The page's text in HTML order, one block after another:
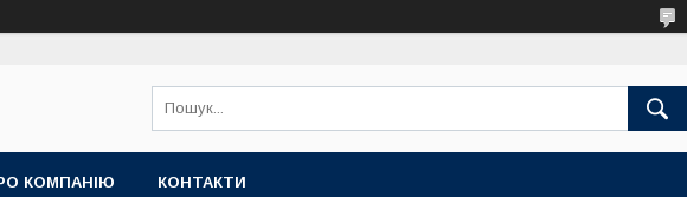
КОМПАНІЮ КОНТАКТИ